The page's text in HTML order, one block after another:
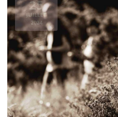
25
JUILLET
2024